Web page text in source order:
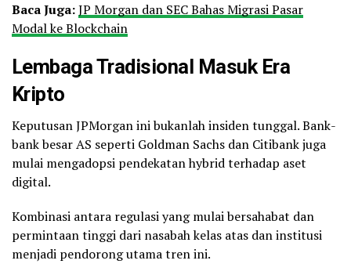
Baca Juga:JP Morgan dan SEC Bahas Migrasi Pasar
Modal ke Blockchain
Lembaga Tradisional Masuk Era
Kripto
Keputusan JPMorgan ini bukanlah insiden tunggal. Bank-
bank besar AS seperti Goldman Sachs dan Citibank juga
mulai mengadopsi pendekatan hybrid terhadap aset
digital.
Kombinasi antara regulasi yang mulai bersahabat dan
permintaan tinggi dari nasabah kelas atas dan institusi
menjadi pendorong utama tren ini.